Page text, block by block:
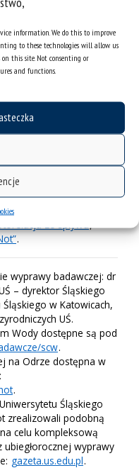
information. We do this to improve
to these technologies will allow us
this site. Not consenting or
and functions.
UŚKA II | fot. Damian
są na stronach:
ze spływu,
.
wyprawy badawczej: dr
– dyrektor Śląskiego
w Katowicach,
UŚ.
Wody dostępne są pod
scw.
na Odrze dostępna w
.
Śląskiego
zrealizowali podobną
celu kompleksową
ubiegłorocznej wyprawy
gazeta.us.edu.pl.